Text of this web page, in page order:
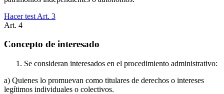
Hacer test Art. 3
Art. 4
Concepto de interesado
Se consideran interesados en el procedimiento administrativo:
a) Quienes lo promuevan como titulares de derechos o intereses
legítimos individuales o colectivos.